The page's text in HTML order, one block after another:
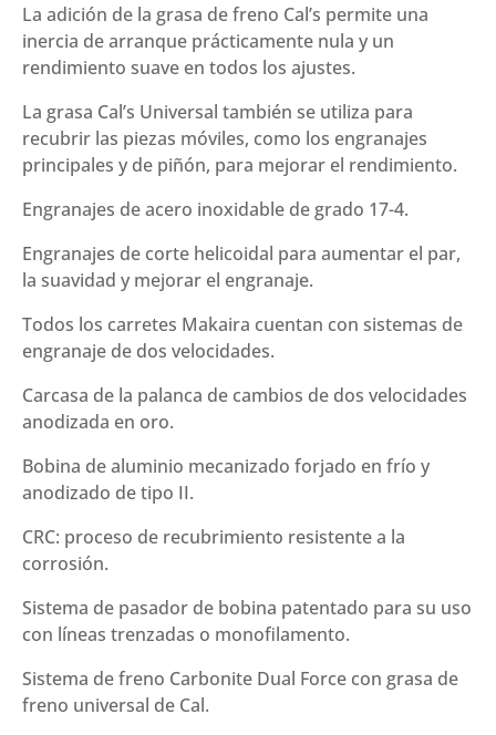
La adición de la grasa de freno Cal’s permite una
inercia de arranque prácticamente nula y un
rendimiento suave en todos los ajustes.
La grasa Cal’s Universal también se utiliza para
recubrir las piezas móviles, como los engranajes
principales y de piñón, para mejorar el rendimiento.
Engranajes de acero inoxidable de grado 17-4.
Engranajes de corte helicoidal para aumentar el par,
la suavidad y mejorar el engranaje.
Todos los carretes Makaira cuentan con sistemas de
engranaje de dos velocidades.
Carcasa de la palanca de cambios de dos velocidades
anodizada en oro.
Bobina de aluminio mecanizado forjado en frío y
anodizado de tipo II.
CRC: proceso de recubrimiento resistente a la
corrosión.
Sistema de pasador de bobina patentado para su uso
con líneas trenzadas o monofilamento.
Sistema de freno Carbonite Dual Force con grasa de
freno universal de Cal.